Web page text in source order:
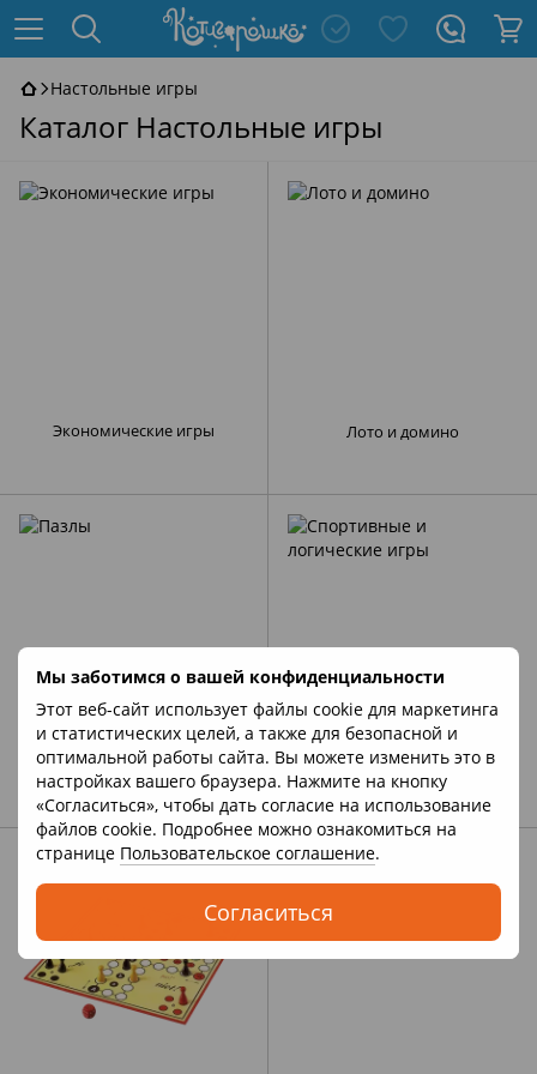
Мы заботимся о вашей конфиденциальности
Этот веб-сайт использует файлы cookie для маркетинга
и статистических целей, а также для безопасной и
оптимальной работы сайта. Вы можете изменить это в
настройках вашего браузера. Нажмите на кнопку
«Согласиться», чтобы дать согласие на использование
файлов cookie. Подробнее можно ознакомиться на
странице Пользовательское соглашение.
Согласиться
Настольные игры
Каталог Настольные игры
Экономические игры Лото и домино
Пазлы
Спортивные и логические
игры